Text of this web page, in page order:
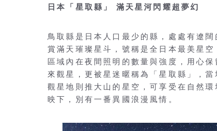
日本「星取縣」 滿天星河閃耀超夢幻
鳥取縣是日本人口最少的縣，處處有遼
賞滿天璀璨星斗，號稱是全日本最美星
區域內在夜間照明的數量與強度，用心
來觀星，更被星迷暱稱為「星取縣」，
觀星地則推大山的星空，可享受在自然
映下，別有一番異國浪漫風情。